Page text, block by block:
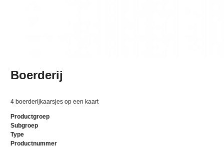
Boerderij
4 boerderijkaarsjes op een kaart
Productgroep
Subgroep
Type
Productnummer